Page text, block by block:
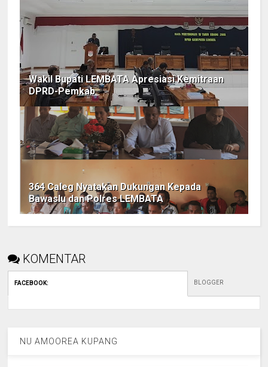
Wakil Bupati LEMBATA Apresiasi Kemitraan
DPRD-Pemkab
364 Caleg Nyatakan Dukungan Kepada
Bawaslu dan Polres LEMBATA
KOMENTAR
FACEBOOK: BLOGGER
NU AMOOREA KUPANG